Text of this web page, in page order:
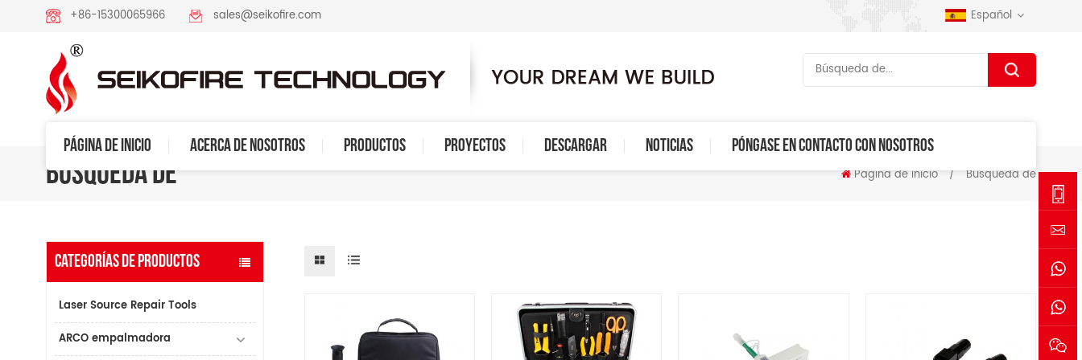
+86-15300065966 sales@seikofire.com Español
PÁGINA DE INICIO ACERCA DE NOSOTROS PRODUCTOS PROYECTOS DESCARGAR NOTICIAS PÓNGASE EN CONTACTO CON NOSOTROS
BÚSQUEDA DE Página de inicio / Búsqueda de
CATEGORÍAS DE PRODUCTOS
Laser Source Repair Tools
ARCO empalmadora
+86-